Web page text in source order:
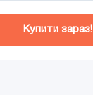
Купити зараз!